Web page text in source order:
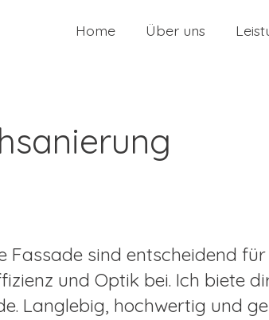
Home Über uns
Fassade sind entscheidend
und Optik bei. Ich biete
Langlebig, hochwertig und